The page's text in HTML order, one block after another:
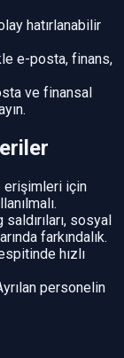
hatırlanabilir
e-posta, finans,
ve finansal
erişimleri için
sosyal
farkındalık.
hızlı
personelin